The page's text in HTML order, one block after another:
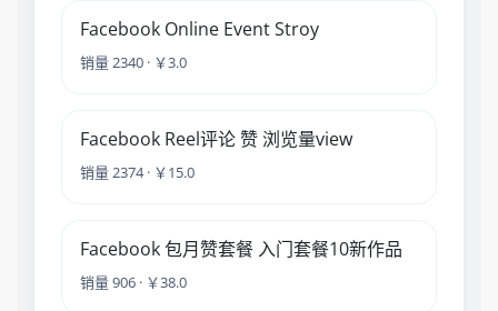
Facebook Online Event Stroy
销量 2340 · ￥3.0
Facebook Reel评论 赞 浏览量view
销量 2374 · ￥15.0
Facebook 包月赞套餐 入门套餐10新作品
销量 906 · ￥38.0